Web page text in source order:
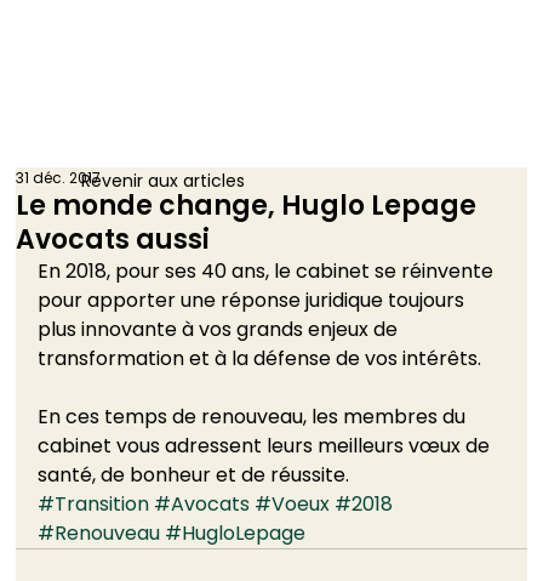
Le monde change, Huglo Lepage
Avocats aussi
31 déc. 2017
En 2018, pour ses 40 ans, le cabinet se réinvente
pour apporter une réponse juridique toujours
plus innovante à vos grands enjeux de
transformation et à la défense de vos intérêts.
En ces temps de renouveau, les membres du
cabinet vous adressent leurs meilleurs vœux de
santé, de bonheur et de réussite.
#Transition #Avocats #Voeux #2018
#Renouveau #HugloLepage
Revenir aux articles